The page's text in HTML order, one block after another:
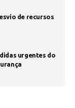
de recursos
urgentes do